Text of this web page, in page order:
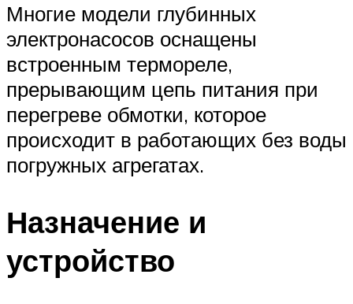
Многие модели глубинных
электронасосов оснащены
встроенным термореле,
прерывающим цепь питания при
перегреве обмотки, которое
происходит в работающих без воды
погружных агрегатах.
Назначение и
устройство